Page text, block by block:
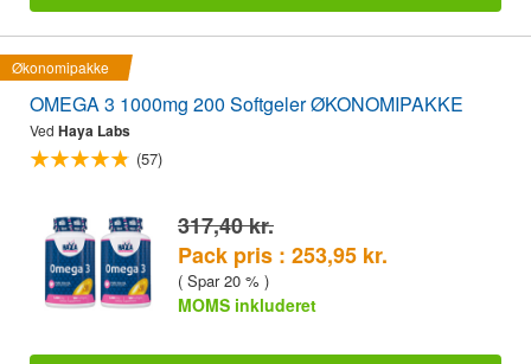
Økonomipakke
OMEGA 3 1000mg 200 Softgeler ØKONOMIPAKKE
Ved Haya Labs
(57)
317,40 kr.
Pack pris : 253,95 kr.
( Spar 20 % )
MOMS inkluderet